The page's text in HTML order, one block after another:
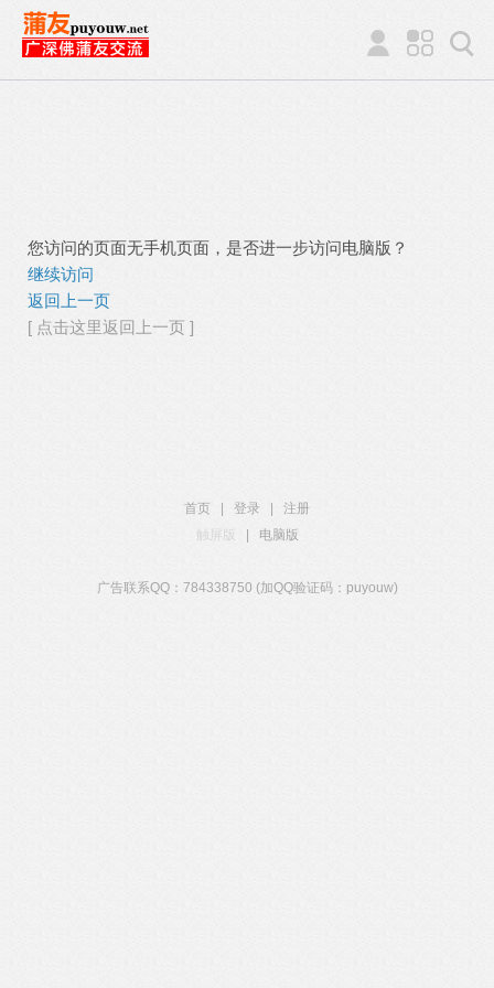
您访问的页面无手机页面，是否进一步访问电脑版？
继续访问
返回上一页
[ 点击这里返回上一页 ]
首页 登录
注册
触屏版
电脑版
广告联系QQ：784338750 (加QQ验证码：puyouw)